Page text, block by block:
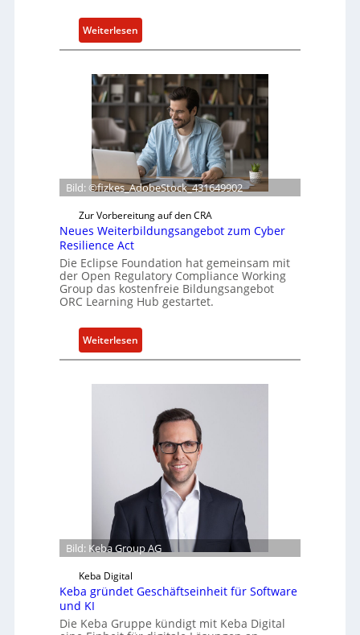
Weiterlesen
B
x
l
e
f
e
r
t
a
k
u
e
l
e
Z
h
m
-
E
n
a
Bild: ©fizkes_AdobeStock_431649902
Zur Vorbereitung auf den CRA
Neues Weiterbildungsangebot zum Cyber
Resilience Act
Die Eclipse Foundation hat gemeinsam mit
der Open Regulatory Compliance Working
Group das kostenfreie Bildungsangebot
ORC Learning Hub gestartet.
Weiterlesen
N
t
b
i
d
n
Bild: Keba Group AG
Keba Digital
Keba gründet Geschäftseinheit für Software
und KI
Die Keba Gruppe kündigt mit Keba Digital